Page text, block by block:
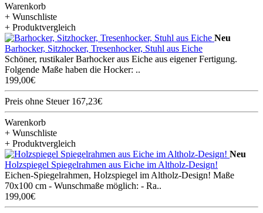
Warenkorb
+ Wunschliste
+ Produktvergleich
Neu
Barhocker, Sitzhocker, Tresenhocker, Stuhl aus Eiche
Schöner, rustikaler Barhocker aus Eiche aus eigener Fertigung.
Folgende Maße haben die Hocker: ..
199,00€
Preis ohne Steuer 167,23€
Warenkorb
+ Wunschliste
+ Produktvergleich
Neu
Holzspiegel Spiegelrahmen aus Eiche im Altholz-Design!
Eichen-Spiegelrahmen, Holzspiegel im Altholz-Design! Maße
70x100 cm - Wunschmaße möglich: - Ra..
199,00€